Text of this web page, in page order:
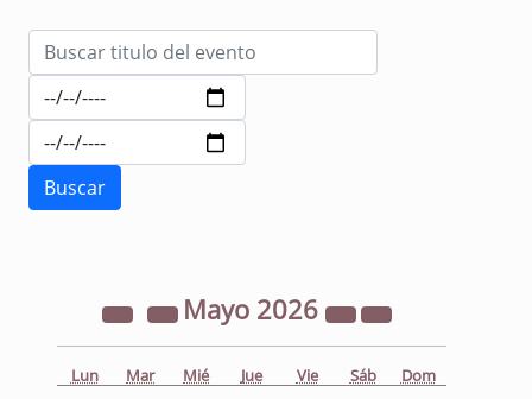
Mayo 2026
Lun Mar Mié Jue Vie Sáb Dom